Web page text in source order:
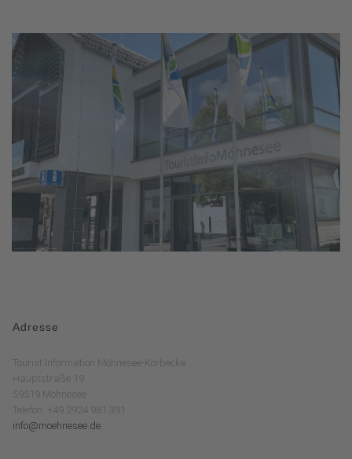
Adresse
Tourist Information Möhnesee-Körbecke
Hauptstraße 19
59519 Möhnesee
Telefon: +49 2924 981 391
info@moehnesee.de